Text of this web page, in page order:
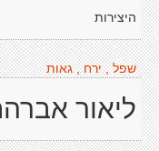
היצירות
שפל , ירח , גאות
ליאור